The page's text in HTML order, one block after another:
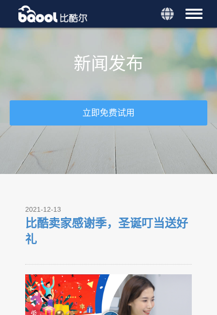
新闻发布
立即免费试用
比酷卖家感谢季，圣诞叮当送好
礼
2021-12-13